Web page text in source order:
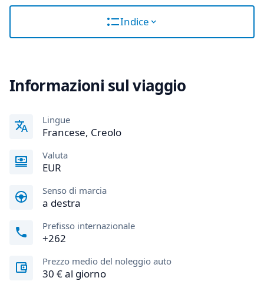
Indice
Informazioni sul viaggio
Lingue
Francese, Creolo
Valuta
EUR
Senso di marcia
a destra
Prefisso internazionale
+262
Prezzo medio del noleggio auto
30 € al giorno